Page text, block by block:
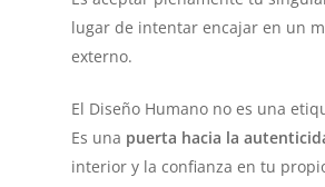
lugar de intentar encajar en un
externo.
El Diseño Humano no es una
Es una puerta hacia la
interior y la confianza en tu